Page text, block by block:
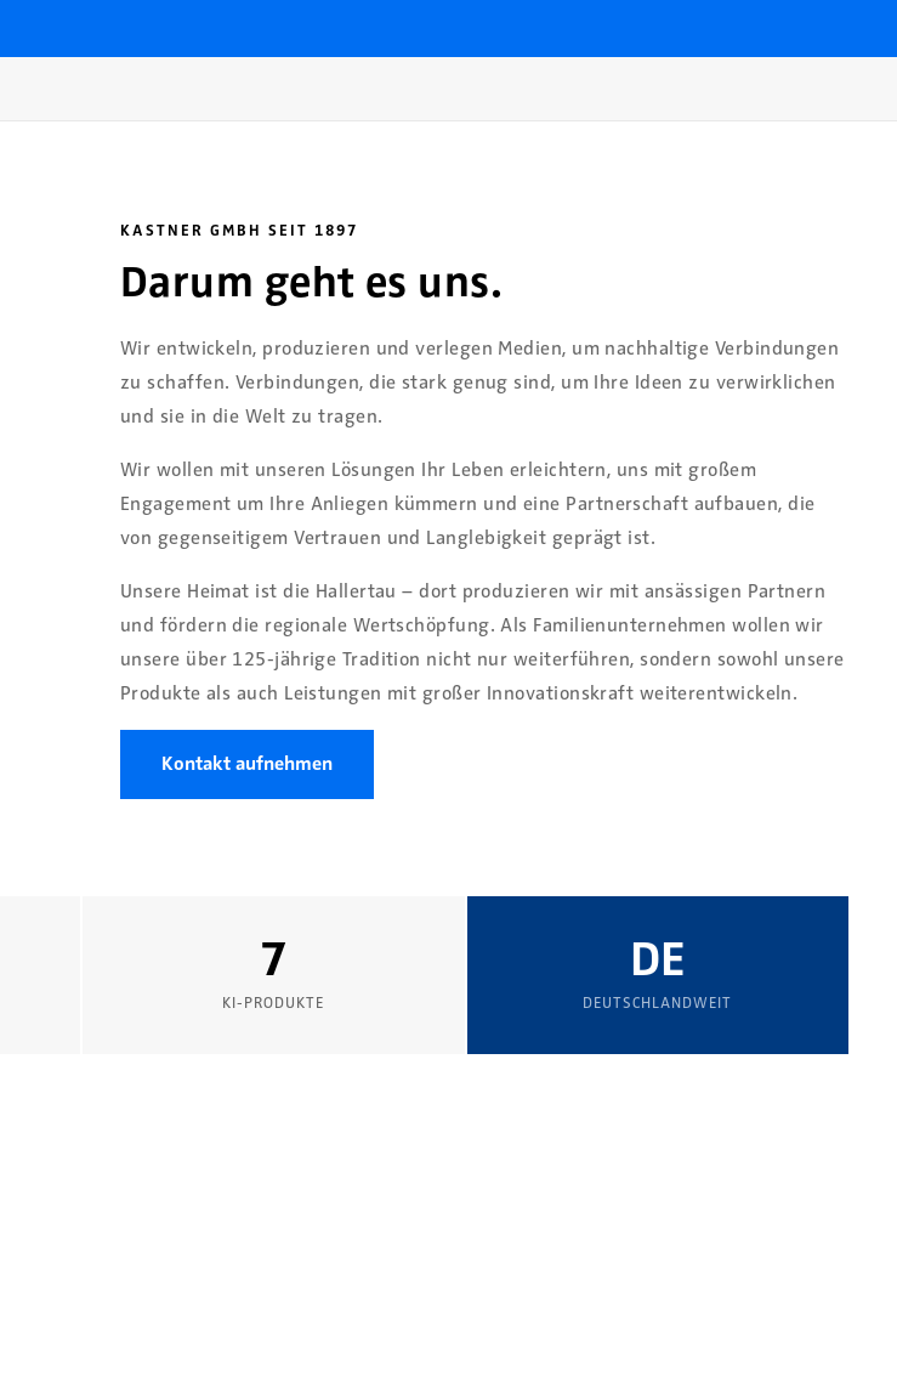
KASTNER GMBH SEIT 1897
Darum geht es uns.
Wir entwickeln, produzieren und verlegen Medien, um nachhaltige Verbindungen
zu schaffen. Verbindungen, die stark genug sind, um Ihre Ideen zu verwirklichen
und sie in die Welt zu tragen.
Wir wollen mit unseren Lösungen Ihr Leben erleichtern, uns mit großem
Engagement um Ihre Anliegen kümmern und eine Partnerschaft aufbauen, die
von gegenseitigem Vertrauen und Langlebigkeit geprägt ist.
Unsere Heimat ist die Hallertau – dort produzieren wir mit ansässigen Partnern
und fördern die regionale Wertschöpfung. Als Familienunternehmen wollen wir
unsere über 125-jährige Tradition nicht nur weiterführen, sondern sowohl unsere
Produkte als auch Leistungen mit großer Innovationskraft weiterentwickeln.
Kontakt aufnehmen
7
KI-PRODUKTE
DE
DEUTSCHLANDWEIT